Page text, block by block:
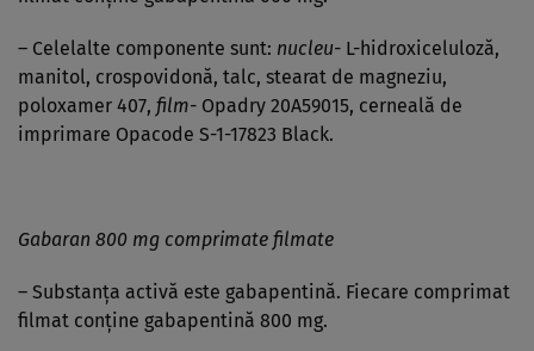
– Celelalte componente sunt: nucleu- L-hidroxiceluloză,
manitol, crospovidonă, talc, stearat de magneziu,
poloxamer 407, film- Opadry 20A59015, cerneală de
imprimare Opacode S-1-17823 Black.
Gabaran 800 mg comprimate filmate
– Substanţa activă este gabapentină. Fiecare comprimat
filmat conţine gabapentină 800 mg.